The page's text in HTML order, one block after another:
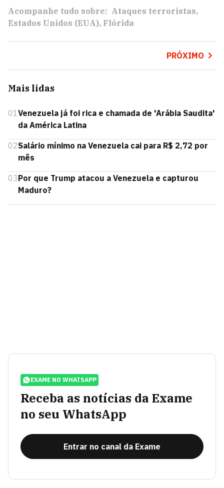
Acompanhe tudo sobre: Ataques terroristas
Estados Unidos (EUA) Flórida
PRÓXIMO
Mais lidas
01Venezuela já foi rica e chamada de 'Arábia Saudita'
da América Latina
02Salário mínimo na Venezuela cai para R$ 2,72 por
mês
03Por que Trump atacou a Venezuela e capturou
Maduro?
EXAME NO WHATSAPP
Receba as notícias da Exame
no seu WhatsApp
Entrar no canal da Exame